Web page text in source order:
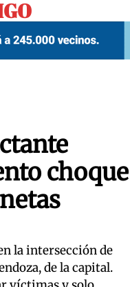
choque
la intersección de
de la capital.